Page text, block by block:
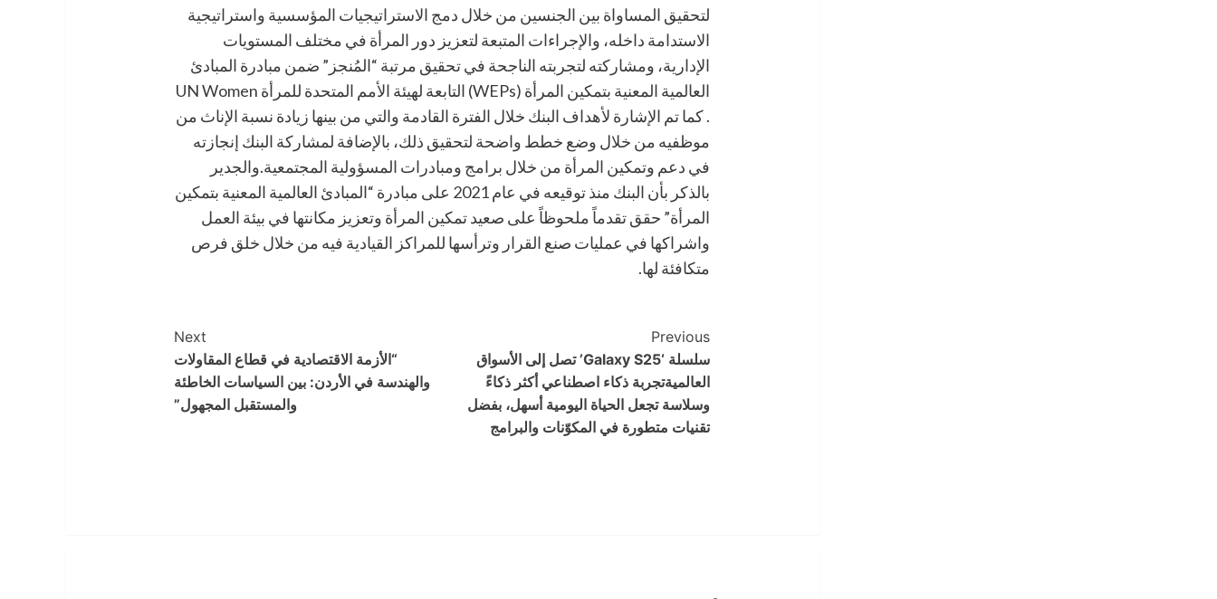
لتحقيق المساواة بين الجنسين من خلال دمج الاستراتيجيات المؤسسية واستراتيجية
الاستدامة داخله، والإجراءات المتبعة لتعزيز دور المرأة في مختلف المستويات
الإدارية، ومشاركته لتجربته الناجحة في تحقيق مرتبة “المُنجز” ضمن مبادرة المبادئ
العالمية المعنية بتمكين المرأة (WEPs) التابعة لهيئة الأمم المتحدة للمرأة UN Women
. كما تم الإشارة لأهداف البنك خلال الفترة القادمة والتي من بينها زيادة نسبة الإناث من
موظفيه من خلال وضع خطط واضحة لتحقيق ذلك، بالإضافة لمشاركة البنك إنجازته
في دعم وتمكين المرأة من خلال برامج ومبادرات المسؤولية المجتمعية.والجدير
بالذكر بأن البنك منذ توقيعه في عام 2021 على مبادرة “المبادئ العالمية المعنية بتمكين
المرأة” حقق تقدماً ملحوظاً على صعيد تمكين المرأة وتعزيز مكانتها في بيئة العمل
واشراكها في عمليات صنع القرار وترأسها للمراكز القيادية فيه من خلال خلق فرص
متكافئة لها.
Post
Navigation
Previous
سلسلة ‘Galaxy S25’ تصل إلى الأسواق
العالميةتجربة ذكاء اصطناعي أكثر ذكاءً
وسلاسة تجعل الحياة اليومية أسهل، بفضل
تقنيات متطورة في المكوّنات والبرامج
Next
“الأزمة الاقتصادية في قطاع المقاولات
والهندسة في الأردن: بين السياسات الخاطئة
والمستقبل المجهول”